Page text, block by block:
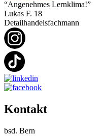
“Angenehmes Lernklima!”
Lukas F. 18
Detailhandelsfachmann
Kontakt
bsd. Bern